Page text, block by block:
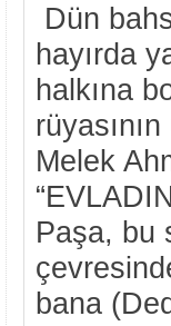
Dün
hayırda
halkına
Melek
Paşa, bu
bana